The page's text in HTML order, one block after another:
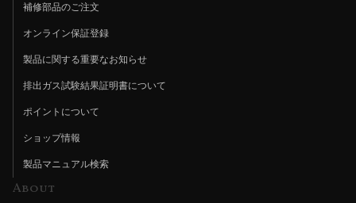
補修部品のご注文
オンライン保証登録
製品に関する重要なお知らせ
排出ガス試験結果証明書について
ポイントについて
ショップ情報
製品マニュアル検索
About